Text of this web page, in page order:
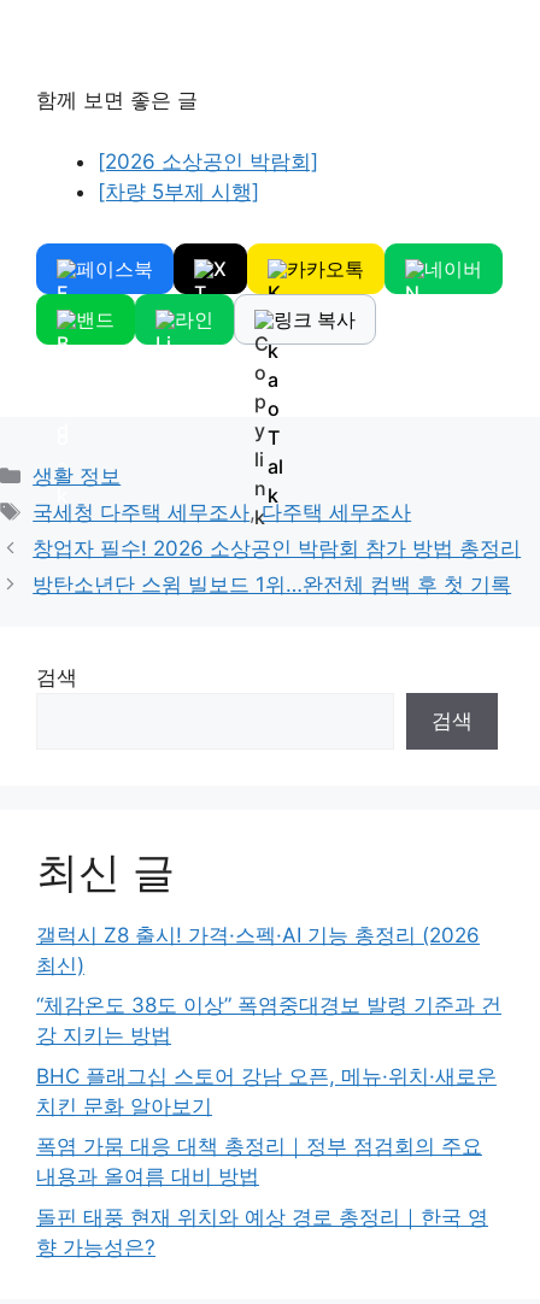
함께 보면 좋은 글
[2026 소상공인 박람회]
[차량 5부제 시행]
페이스북 X 카카오톡 네이버
밴드 라인 링크 복사
Categories
생활 정보
Tags
국세청 다주택 세무조사,다주택 세무조사
창업자 필수! 2026 소상공인 박람회 참가 방법 총정리
방탄소년단 스윔 빌보드 1위…완전체 컴백 후 첫 기록
검색
검색
최신 글
갤럭시 Z8 출시! 가격·스펙·AI 기능 총정리 (2026
최신)
“체감온도 38도 이상” 폭염중대경보 발령 기준과 건
강 지키는 방법
BHC 플래그십 스토어 강남 오픈, 메뉴·위치·새로운
치킨 문화 알아보기
폭염 가뭄 대응 대책 총정리｜정부 점검회의 주요
내용과 올여름 대비 방법
돌핀 태풍 현재 위치와 예상 경로 총정리｜한국 영
향 가능성은?